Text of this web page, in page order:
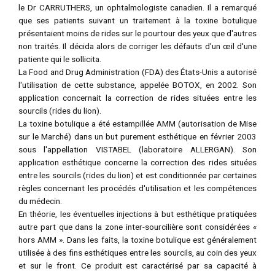
le Dr CARRUTHERS, un ophtalmologiste canadien. Il a remarqué
que ses patients suivant un traitement à la toxine botulique
présentaient moins de rides sur le pourtour des yeux que d'autres
non traités. Il décida alors de corriger les défauts d'un œil d'une
patiente qui le sollicita.
La Food and Drug Administration (FDA) des États-Unis a autorisé
l'utilisation de cette substance, appelée BOTOX, en 2002. Son
application concernait la correction de rides situées entre les
sourcils (rides du lion).
La toxine botulique a été estampillée AMM (autorisation de Mise
sur le Marché) dans un but purement esthétique en février 2003
sous l'appellation VISTABEL (laboratoire ALLERGAN). Son
application esthétique concerne la correction des rides situées
entre les sourcils (rides du lion) et est conditionnée par certaines
règles concernant les procédés d'utilisation et les compétences
du médecin.
En théorie, les éventuelles injections à but esthétique pratiquées
autre part que dans la zone inter-sourcilière sont considérées «
hors AMM ». Dans les faits, la toxine botulique est généralement
utilisée à des fins esthétiques entre les sourcils, au coin des yeux
et sur le front. Ce produit est caractérisé par sa capacité à